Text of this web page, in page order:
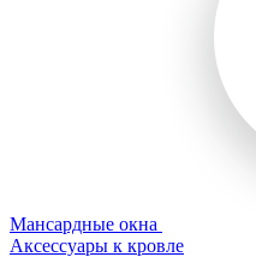
Мансардные окна
Аксессуары к кровле